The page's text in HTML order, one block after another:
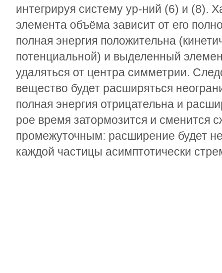
интегрируя систему ур-ний (6) и (8).
элемента объёма зависит от его
полная энергия положительна
потенциальной) и выделенный
удаляться от центра симметрии.
вещество будет расширяться
полная энергия отрицательна и
рое время затормозится и сменится
промежуточным: расширение будет
каждой частицы асимптотически